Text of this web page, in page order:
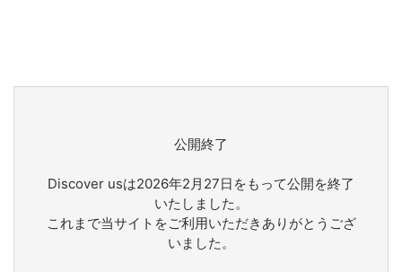
公開終了
Discover usは2026年2月27日をもって公開を終了
いたしました。
これまで当サイトをご利用いただきありがとうござ
いました。